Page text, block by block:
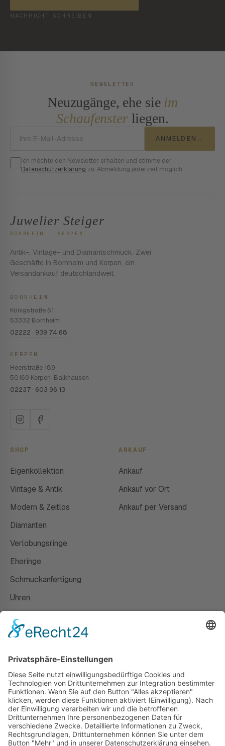
NACHRICHT SCHREIBEN
NEWSLETTER
Neuzugänge, ehe sie im
Schaufensterliegen.
ANMELDEN →
Ich möchte den Newsletter erhalten und stimme der
Datenschutzerklärung zu. Abmeldung jederzeit möglich.
Juwelier Steiger
BORNHEIM · KERPEN
Antik-, Vintage- und Diamantschmuck. Zwei
Geschäfte in Bornheim und Kerpen, ein
Versandankauf deutschlandweit.
BORNHEIM
Königstraße 51
53332 Bornheim
02222 · 939 74 68
KERPEN
Heerstraße 189
50169 Kerpen-Balkhausen
02237 · 603 96 13
SHOP
Eigenkollektion
Vintage & Antik
Modern & Zeitlos
Diamanten
Verlobungsringe
Eheringe
Schmuckanfertigung
Uhren
ANKAUF
Ankauf
Ankauf vor Ort
Ankauf per Versand
Susanne Steiger
Geschäfte
Newsletter
Kontakt